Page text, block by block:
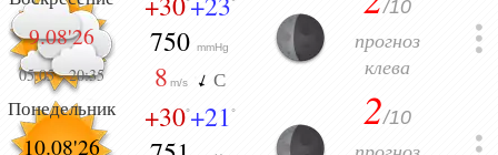
9.08'26
05:05-20:35
750mmHg
8 m/s С
/10
прогноз
клева
Понедельник
10.08'26
+30°+21° 2/10